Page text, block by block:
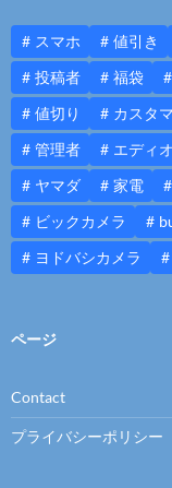
スマホ 値引き
投稿者
福袋
値切り
カスタ
管理者
エディ
ヤマダ
家電
ビックカメラ
ヨドバシカメラ
ページ
Contact
プライバシーポリシー